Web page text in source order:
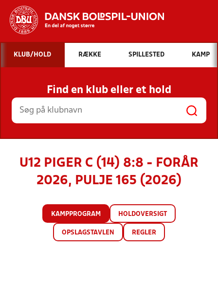
Hvad vil du søge efter?
INDHOLD OG NYHEDER
STILLINGER, RESULTATER, KLUBBER OG
HOLD
KLUB/HOLD RÆKKE SPILLESTED KAMP
Find en klub eller et hold
U12 PIGER C (14) 8:8 - FORÅR
2026, PULJE 165 (2026)
KAMPPROGRAM HOLDOVERSIGT
OPSLAGSTAVLEN REGLER